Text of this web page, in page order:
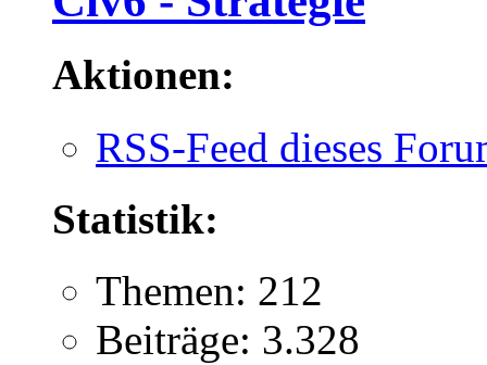
Aktionen:
RSS-Feed dieses
Statistik:
Themen: 212
Beiträge: 3.328